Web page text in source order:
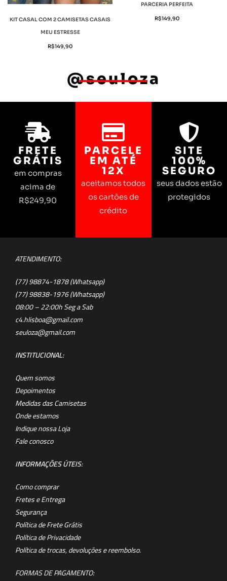
KIT CASAL COM 2 CAMISETAS CASAIS
MEU ESTRESSE
R$149,90
PARCERIA PERFEITA
R$149,90
@seuloza
FRETE
GRÁTIS
em compras
acima de
R$249,90
PARCELE
EM ATÉ
12X
aceitamos todos
os cartões de
crédito
SITE
100%
SEGURO
seus dados estão
protegidos
ATENDIMENTO:
(77) 98874-1878 (Whatsapp)
(77) 98838-1976 (Whatsapp)
08:00 – 22:00h Seg a Sab
c4.hlisboa@gmail.com
seuloza@gmail.com
INSTITUCIONAL:
Quem somos
Depoimentos
Medidas das Camisetas
Onde estamos
Indique nossa Loja
Fale conosco
INFORMAÇÕES ÚTEIS:
Como comprar
Fretes e Entrega
Segurança
Política de Frete Grátis
Política de Privacidade
Política de trocas, devoluções e reembolso.
FORMAS DE PAGAMENTO: